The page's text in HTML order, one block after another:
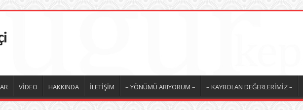
VİDEO HAKKINDA İLETİŞİM – YÖNÜMÜ ARIYORUM – – KAYBOLAN DEĞERLERİMİZ –